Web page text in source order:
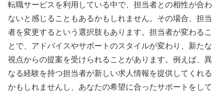
転職サービスを利用している中で、担当者との相性が合わ
ないと感じることもあるかもしれません。その場合、担当
者を変更するという選択肢もあります。担当者が変わるこ
とで、アドバイスやサポートのスタイルが変わり、新たな
視点からの提案を受けられることがあります。例えば、異
なる経験を持つ担当者が新しい求人情報を提供してくれる
かもしれませんし、あなたの希望に合ったサポートをして